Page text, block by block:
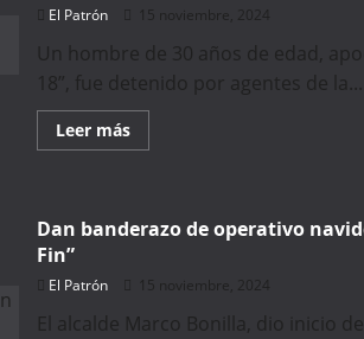
El Patrón 15 noviembre, 2024
Un hombre de 30 años de edad,
18”, fue detenido por agentes de la...
Leer másRead
more
al
“18”,
presunto
feminicida
Dan banderazo de operativo
Fin”
El Patrón 15 noviembre, 2024
El alcalde Marco Bonilla, dio inicio